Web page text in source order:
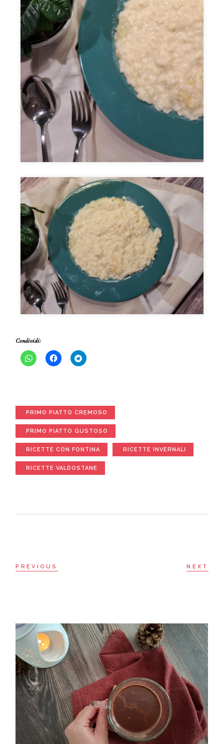
Condividi:
PRIMO PIATTO CREMOSO
PRIMO PIATTO GUSTOSO
RICETTE CON FONTINA RICETTE INVERNALI
RICETTE VALDOSTANE
PREVIOUS NEXT